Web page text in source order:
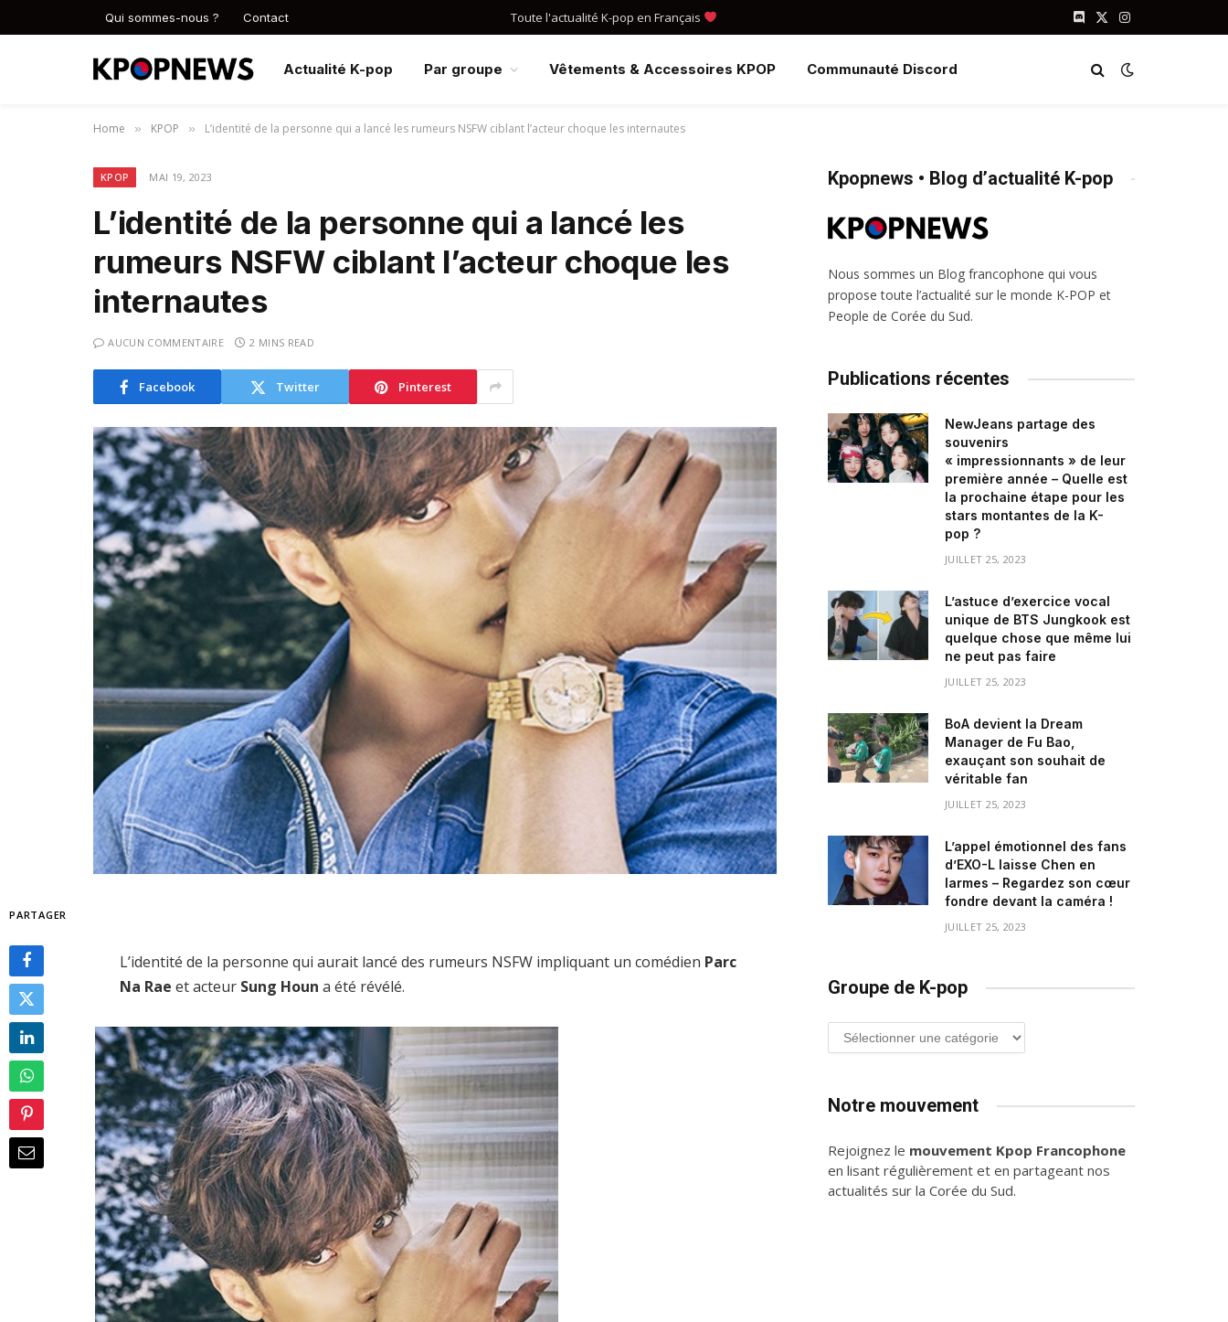
Qui sommes-nous ? Contact Toute l'actualité K-pop en Français Discord
X
Instagram
Actualité K-pop Par groupe Vêtements & Accessoires KPOP Communauté Discord
Home » KPOP » L’identité de la personne qui a lancé les rumeurs NSFW ciblant l’acteur choque les internautes
KPOP MAI 19, 2023
L’identité de la personne qui a lancé les
rumeurs NSFW ciblant l’acteur choque les
internautes
AUCUN COMMENTAIRE 2 MINS READ
Facebook Twitter Pinterest
PARTAGER
L’identité de la personne qui aurait lancé des rumeurs NSFW impliquant un comédien Parc
Na Rae et acteur Sung Houn a été révélé.
Kpopnews • Blog d’actualité K-pop
Nous sommes un Blog francophone qui vous
propose toute l’actualité sur le monde K-POP et
People de Corée du Sud.
Publications récentes
NewJeans partage des
souvenirs
« impressionnants » de leur
première année – Quelle est
la prochaine étape pour les
stars montantes de la K-
pop ?
JUILLET 25, 2023
L’astuce d’exercice vocal
unique de BTS Jungkook est
quelque chose que même lui
ne peut pas faire
JUILLET 25, 2023
BoA devient la Dream
Manager de Fu Bao,
exauçant son souhait de
véritable fan
JUILLET 25, 2023
L’appel émotionnel des fans
d’EXO-L laisse Chen en
larmes – Regardez son cœur
fondre devant la caméra !
JUILLET 25, 2023
Groupe de K-pop
Groupe
de
Notre mouvement
Rejoignez le mouvement Kpop Francophone
en lisant régulièrement et en partageant nos
actualités sur la Corée du Sud.